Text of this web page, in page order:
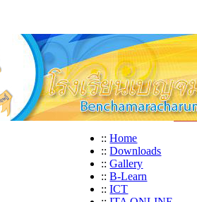
:: Home
:: Downloads
:: Gallery
:: B-Learn
:: ICT